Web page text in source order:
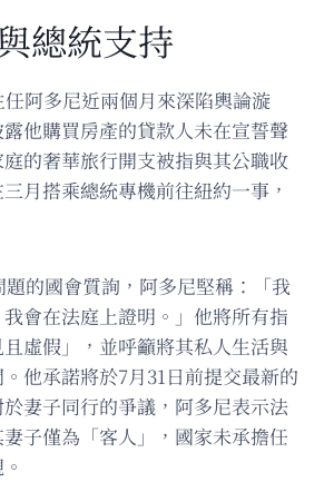
總統支持
阿多尼近兩個月來深陷輿論漩
他購買房產的貸款人未在宣誓聲
的奢華旅行開支被指與其公職收
月搭乘總統專機前往紐約一事，
的國會質詢，阿多尼堅稱：「我
會在法庭上證明。」他將所有指
虛假」，並呼籲將其私人生活與
。他承諾將於7月31日前提交最新的
妻子同行的爭議，阿多尼表示法
子僅為「客人」，國家未承擔任